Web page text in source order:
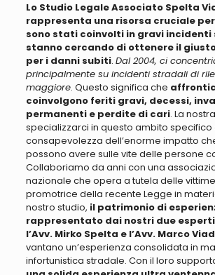
Lo Studio Legale Associato Spelta
rappresenta una risorsa cruciale
sono stati coinvolti in gravi
stanno cercando di ottenere il
per i danni subiti. Dal 2004, ci
principalmente su incidenti stradali di
maggiore. Questo significa che
coinvolgono feriti gravi, decessi,
permanenti e perdite di cari. La
specializzarci in questo ambito
consapevolezza dell’enorme impatto
possono avere sulle vite delle persone
Collaboriamo da anni con una
nazionale che opera a tutela delle
promotrice della recente Legge in
nostro studio, il patrimonio di
rappresentato dai nostri due
l’Avv. Mirko Spelta e l’Avv. Marco
vantano un’esperienza consolidata in
infortunistica stradale. Con il loro